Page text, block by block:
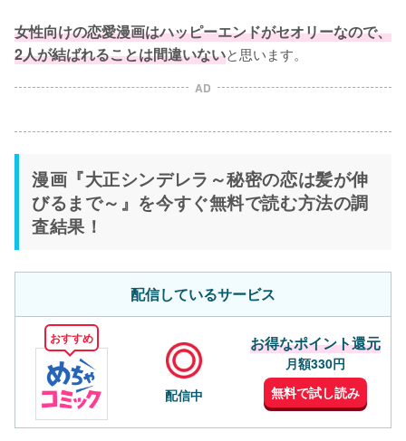
女性向けの恋愛漫画はハッピーエンドがセオリーなので、
2人が結ばれることは間違いないと思います。
AD
漫画『大正シンデレラ～秘密の恋は髪が伸
びるまで～』を今すぐ無料で読む方法の調
査結果！
配信しているサービス
おすすめ
配信中
お得なポイント還元
月額330円
無料で試し読み